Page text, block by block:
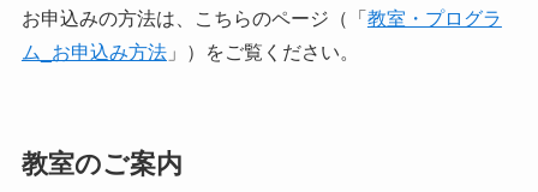
お申込みの方法は、こちらのページ（「 教室・プログラ
ム_お申込み方法」）をご覧ください。
教室のご案内